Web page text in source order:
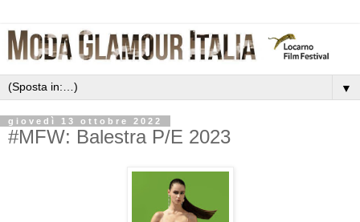
▼
giovedì 13 ottobre 2022
#MFW: Balestra P/E 2023